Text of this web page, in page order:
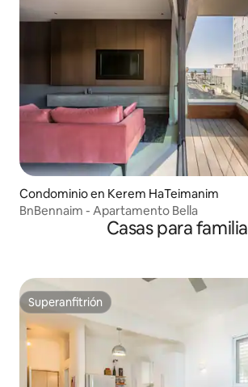
Condominio en Kerem HaTeimanim
BnBennaim - Apartamento Bella
Casas para
Superanfitrión
Superanfitrión